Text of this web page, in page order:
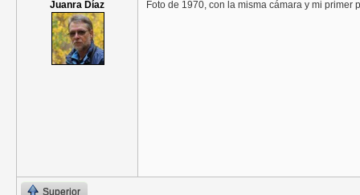
Juanra Díaz Foto de 1970, con la misma cámara y mi primer
Superior